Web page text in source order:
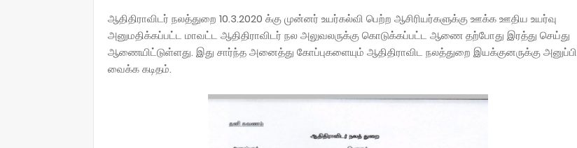
ஆதிதிராவிடர் நலத்துறை 10.3.2020 க்கு முன்னர் உயர்கல்வி பெற்ற ஆசிரியர்களுக்கு ஊக்க ஊதிய உயர்வு
அனுமதிக்கப்பட்ட மாவட்ட ஆதிதிராவிடர் நல அலுவலருக்கு கொடுக்கப்பட்ட ஆணை தற்போது இரத்து செய்து
ஆணையிட்டுள்ளது. இது சார்ந்த அனைத்து கோப்புகளையும் ஆதிதிராவிட நலத்துறை இயக்குனருக்கு அனுப்பி
வைக்க கடிதம்.